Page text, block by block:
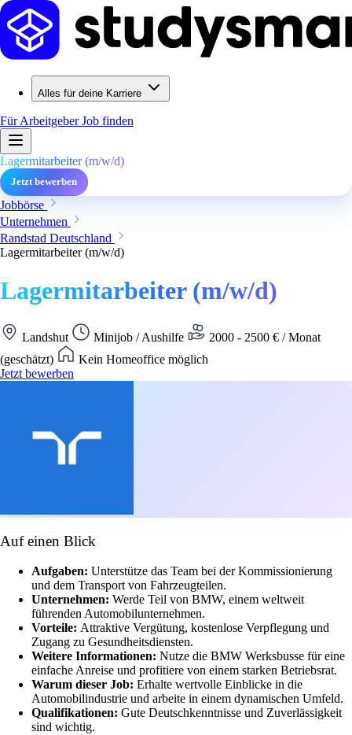
Alles für deine Karriere
Für ArbeitgeberJob finden
Lagermitarbeiter (m/w/d)
Jetzt bewerben
Jobbörse
Unternehmen
Randstad Deutschland
Lagermitarbeiter (m/w/d)
Lagermitarbeiter (m/w/d)
Landshut Minijob / Aushilfe
2000 - 2500 € / Monat
(geschätzt)
Kein Homeoffice möglich
Jetzt bewerben
Auf einen Blick
Aufgaben: Unterstütze das Team bei der Kommissionierung
und dem Transport von Fahrzeugteilen.
Unternehmen: Werde Teil von BMW, einem weltweit
führenden Automobilunternehmen.
Vorteile: Attraktive Vergütung, kostenlose Verpflegung und
Zugang zu Gesundheitsdiensten.
Weitere Informationen: Nutze die BMW Werksbusse für eine
einfache Anreise und profitiere von einem starken Betriebsrat.
Warum dieser Job: Erhalte wertvolle Einblicke in die
Automobilindustrie und arbeite in einem dynamischen Umfeld.
Qualifikationen: Gute Deutschkenntnisse und Zuverlässigkeit
sind wichtig.